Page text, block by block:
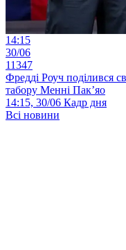
14:15
30/06
11347
Фредді Роуч поділився
табору Менні Пак’яо
14:15, 30/06 Кадр дня
Всі новини